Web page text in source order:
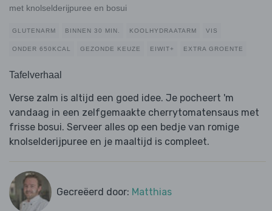
met knolselderijpuree en bosui
GLUTENARM BINNEN 30 MIN. KOOLHYDRAATARM VIS
ONDER 650KCAL GEZONDE KEUZE EIWIT+ EXTRA GROENTE
Tafelverhaal
Verse zalm is altijd een goed idee. Je pocheert 'm
vandaag in een zelfgemaakte cherrytomatensaus met
frisse bosui. Serveer alles op een bedje van romige
knolselderijpuree en je maaltijd is compleet.
Gecreëerd door: Matthias